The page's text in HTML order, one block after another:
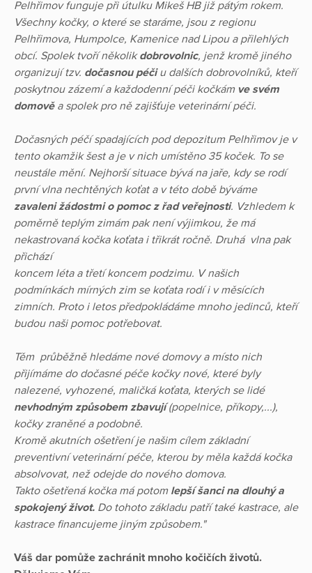
Pelhřimov funguje při útulku Mikeš HB již pátým rokem.
Všechny kočky, o které se staráme, jsou z regionu
Pelhřimova, Humpolce, Kamenice nad Lipou a přilehlých
obcí. Spolek tvoří několikdobrovolnic, jenž kromě jiného
organizují tzv. dočasnou péčiu dalších dobrovolníků, kteří
poskytnou zázemí a každodenní péči kočkám ve svém
domověa spolek pro ně zajišťuje veterinární péči.
Dočasných péčí spadajících pod depozitum Pelhřimov je v
tento okamžik šest a je v nich umístěno 35 koček. To se
neustále mění. Nejhorší situace bývá na jaře, kdy se rodí
první vlna nechtěných koťat a v této době býváme
zavaleni žádostmi o pomoc z řad veřejnosti. Vzhledem k
poměrně teplým zimám pak není výjimkou, že má
nekastrovaná kočka koťata i třikrát ročně. Druhá vlna pak
přichází
koncem léta a třetí koncem podzimu. V našich
podmínkách mírných zim se koťata rodí i v měsících
zimních. Proto i letos předpokládáme mnoho jedinců, kteří
budou naši pomoc potřebovat.
Těm průběžně hledáme nové domovy a místo nich
přijímáme do dočasné péče kočky nové, které byly
nalezené, vyhozené, maličká koťata, kterých se lidé
nevhodným způsobem zbavují(popelnice, příkopy,...),
kočky zraněné a podobně.
Kromě akutních ošetření je našim cílem základní
preventivní veterinární péče, kterou by měla každá kočka
absolvovat, než odejde do nového domova.
Takto ošetřená kočka má potomlepší šanci na dlouhý a
spokojený život. Do tohoto základu patří také kastrace, ale
kastrace financujeme jiným způsobem."
Váš dar pomůže zachránit mnoho kočičích životů.